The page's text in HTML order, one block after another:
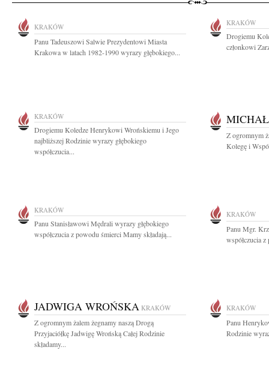
KRAKÓW
Panu Tadeuszowi Salwie Prezydentowi Miasta
Krakowa w latach 1982-1990 wyrazy głębokiego...
KRAKÓW
Drogiemu
członkowi
KRAKÓW
Drogiemu Koledze Henrykowi Wrońskiemu i Jego
najbliższej Rodzinie wyrazy głębokiego
współczucia...
Z ogromnym
Kolegę i
KRAKÓW
Panu Stanisławowi Mędrali wyrazy głębokiego
współczucia z powodu śmierci Mamy składają...
KRAKÓW
Panu Mgr.
współczucia
JADWIGA WROŃSKA KRAKÓW
Z ogromnym żalem żegnamy naszą Drogą
Przyjaciółkę Jadwigę Wrońską Całej Rodzinie
składamy...
KRAKÓW
Panu
Rodzinie